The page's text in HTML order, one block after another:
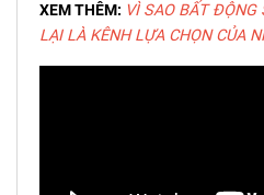
XEM THÊM: VÌ SAO BẤT ĐỘNG
LẠI LÀ KÊNH LỰA CHỌN CỦA